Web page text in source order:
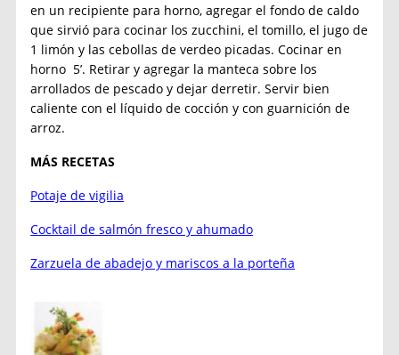
en un recipiente para horno, agregar el fondo de caldo
que sirvió para cocinar los zucchini, el tomillo, el jugo de
1 limón y las cebollas de verdeo picadas. Cocinar en
horno 5’. Retirar y agregar la manteca sobre los
arrollados de pescado y dejar derretir. Servir bien
caliente con el líquido de cocción y con guarnición de
arroz.
MÁS RECETAS
Potaje de vigilia
Cocktail de salmón fresco y ahumado
Zarzuela de abadejo y mariscos a la porteña